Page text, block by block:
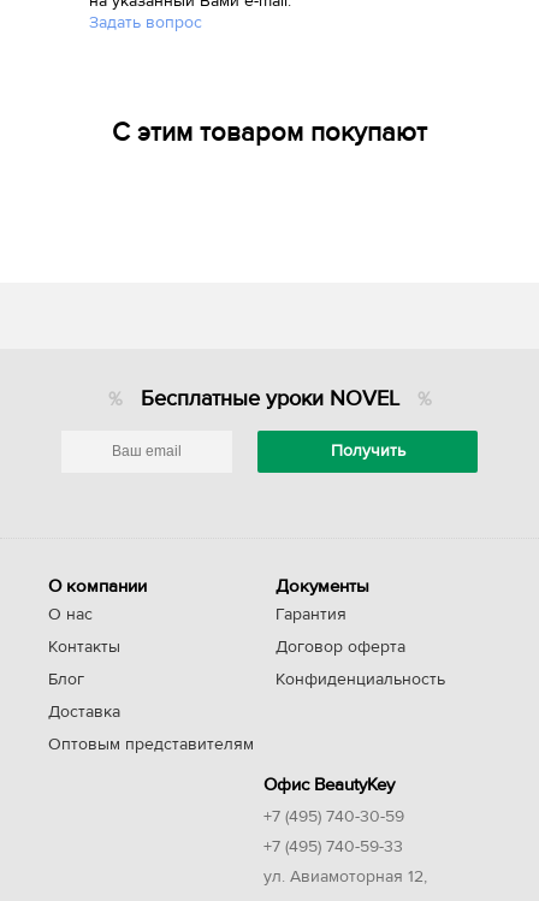
Задать вопрос
С этим товаром покупают
Бесплатные уроки NOVEL
О компании
О нас
Контакты
Блог
Доставка
Оптовым представителям
Документы
Гарантия
Договор оферта
Конфиденциальность
Офис BeautyKey
+7 (495) 740-30-59
+7 (495) 740-59-33
ул. Авиамоторная 12,